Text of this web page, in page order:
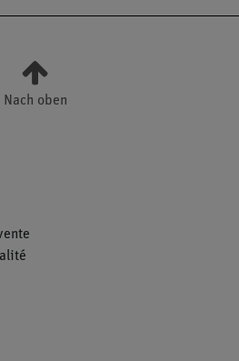
Nach oben